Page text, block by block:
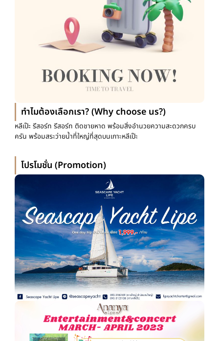
ทำไมต้องเลือกเรา? (Why choose us?)
หลีเป๊ะ รีสอร์ท รีสอร์ท ติดชายหาด พร้อมสิ่งอำนวยความสะดวกครบ
ครัน พร้อมสระว่ายน้ำที่ใหญ่ที่สุดบนเกาะหลีเป๊ะ
โปรโมชั่น (Promotion)